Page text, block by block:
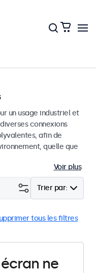
un usage industriel et
connexions
afin de
quelle que
Voir plus
Trier par:
tous les filtres
ne